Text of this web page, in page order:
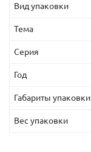
Вид упаковки
Тема
Серия
Год
Габариты упаковки
Вес упаковки